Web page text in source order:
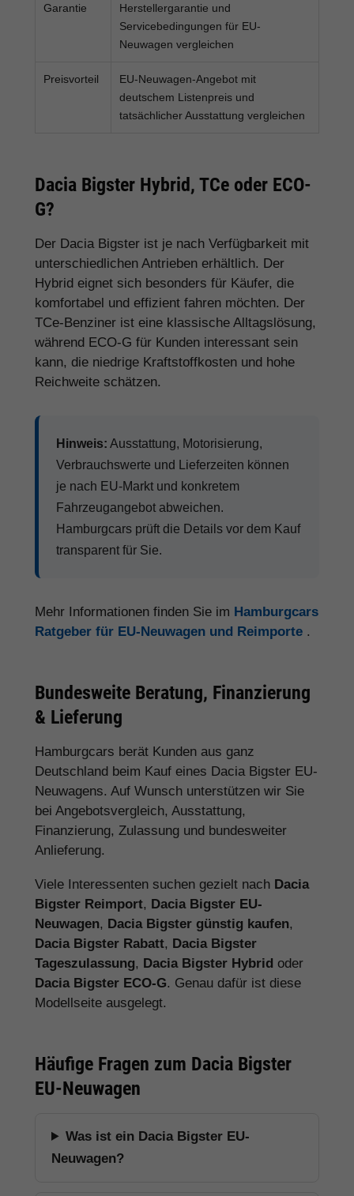
Garantie
Herstellergarantie und
Servicebedingungen für EU-
Neuwagen vergleichen
Preisvorteil
EU-Neuwagen-Angebot mit
deutschem Listenpreis und
tatsächlicher Ausstattung vergleichen
Dacia Bigster Hybrid, TCe oder ECO-
G?
Der Dacia Bigster ist je nach Verfügbarkeit mit
unterschiedlichen Antrieben erhältlich. Der
Hybrid eignet sich besonders für Käufer, die
komfortabel und effizient fahren möchten. Der
TCe-Benziner ist eine klassische Alltagslösung,
während ECO-G für Kunden interessant sein
kann, die niedrige Kraftstoffkosten und hohe
Reichweite schätzen.
Hinweis: Ausstattung, Motorisierung,
Verbrauchswerte und Lieferzeiten können
je nach EU-Markt und konkretem
Fahrzeugangebot abweichen.
Hamburgcars prüft die Details vor dem Kauf
transparent für Sie.
Mehr Informationen finden Sie im Hamburgcars
Ratgeber für EU-Neuwagen und Reimporte .
Bundesweite Beratung, Finanzierung
& Lieferung
Hamburgcars berät Kunden aus ganz
Deutschland beim Kauf eines Dacia Bigster EU-
Neuwagens. Auf Wunsch unterstützen wir Sie
bei Angebotsvergleich, Ausstattung,
Finanzierung, Zulassung und bundesweiter
Anlieferung.
Viele Interessenten suchen gezielt nach Dacia
Bigster Reimport, Dacia Bigster EU-
Neuwagen, Dacia Bigster günstig kaufen,
Dacia Bigster Rabatt, Dacia Bigster
Tageszulassung, Dacia Bigster Hybrid oder
Dacia Bigster ECO-G. Genau dafür ist diese
Modellseite ausgelegt.
Häufige Fragen zum Dacia Bigster
EU-Neuwagen
Was ist ein Dacia Bigster EU-
Neuwagen?